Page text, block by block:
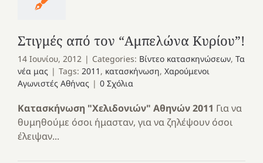
Στιγμές από τον “Αμπελώνα Κυρίου”!
14 Ιουνίου, 2012 | Categories: Βίντεο κατασκηνώσεων, Τα
νέα μας | Tags: 2011 , κατασκήνωση, Χαρούμενοι
Αγωνιστές Αθήνας | 0 Σχόλια
Κατασκήνωση "Χελιδονιών" Αθηνών 2011 Για να
θυμηθούμε όσοι ήμασταν, για να ζηλέψουν όσοι
έλειψαν...